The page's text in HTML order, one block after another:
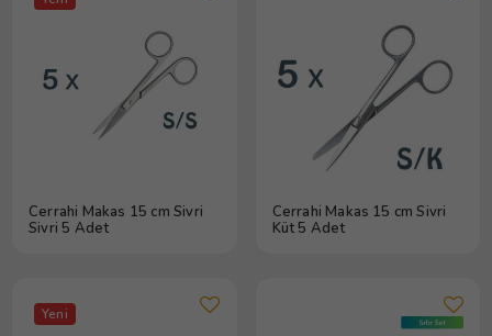
Cerrahi Makas 15 cm Sivri
Sivri 5 Adet
Cerrahi Makas 15 cm Sivri
Küt 5 Adet
Yeni